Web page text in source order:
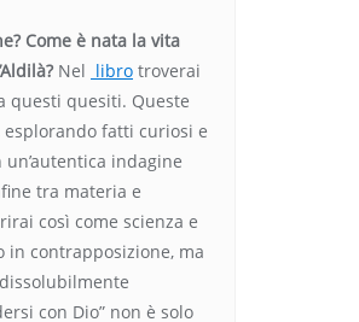
Come è nata la vita
Nel libro troverai
questi quesiti. Queste
fatti curiosi e
indagine
tra materia e
così come scienza e
in contrapposizione, ma
con Dio” non è solo